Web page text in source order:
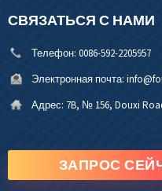
СВЯЗАТЬСЯ С НАМИ
Телефон: 0086-592-2205957
Электронная почта:
Адрес: 7B, № 156, Douxi
ЗАПРОС